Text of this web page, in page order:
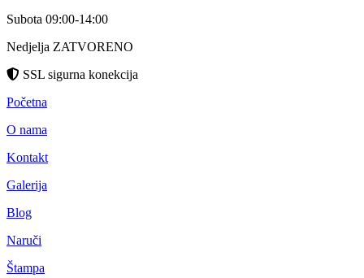
Subota 09:00-14:00
Nedjelja ZATVORENO
SSL sigurna konekcija
Početna
O nama
Kontakt
Galerija
Blog
Naruči
Štampa